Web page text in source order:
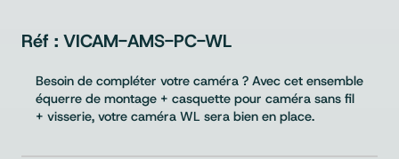
VICAM-AMS-PC-WL
Besoin de compléter votre caméra ? Avec cet ensemble
équerre de montage + casquette pour caméra sans fil
+ visserie, votre caméra WL sera bien en place.